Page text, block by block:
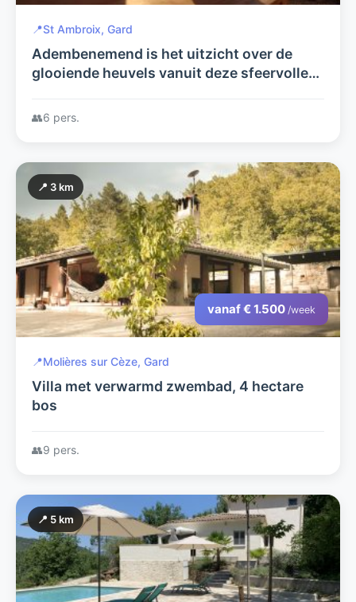
📍St Ambroix, Gard
Adembenemend is het uitzicht over de
glooiende heuvels vanuit deze sfeervolle
👥6 pers.
📍 3 km
vanaf € 1.500 /week
📍Molières sur Cèze, Gard
Villa met verwarmd zwembad, 4 hectare
bos
👥9 pers.
📍 5 km